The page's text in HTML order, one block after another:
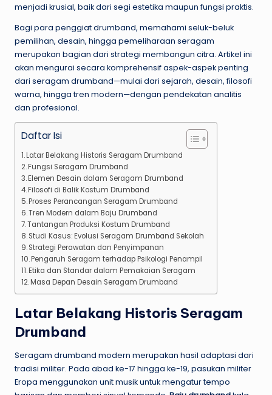
menjadi krusial, baik dari segi estetika maupun fungsi praktis.
Bagi para penggiat drumband, memahami seluk-beluk
pemilihan, desain, hingga pemeliharaan seragam
merupakan bagian dari strategi membangun citra. Artikel ini
akan mengurai secara komprehensif aspek-aspek penting
dari seragam drumband—mulai dari sejarah, desain, filosofi
warna, hingga tren modern—dengan pendekatan analitis
dan profesional.
Daftar Isi
Latar Belakang Historis Seragam Drumband
Fungsi Seragam Drumband
Elemen Desain dalam Seragam Drumband
Filosofi di Balik Kostum Drumband
Proses Perancangan Seragam Drumband
Tren Modern dalam Baju Drumband
Tantangan Produksi Kostum Drumband
Studi Kasus: Evolusi Seragam Drumband Sekolah
Strategi Perawatan dan Penyimpanan
Pengaruh Seragam terhadap Psikologi Penampil
Etika dan Standar dalam Pemakaian Seragam
Masa Depan Desain Seragam Drumband
Latar Belakang Historis Seragam
Drumband
Seragam drumband modern merupakan hasil adaptasi dari
tradisi militer. Pada abad ke-17 hingga ke-19, pasukan militer
Eropa menggunakan unit musik untuk mengatur tempo